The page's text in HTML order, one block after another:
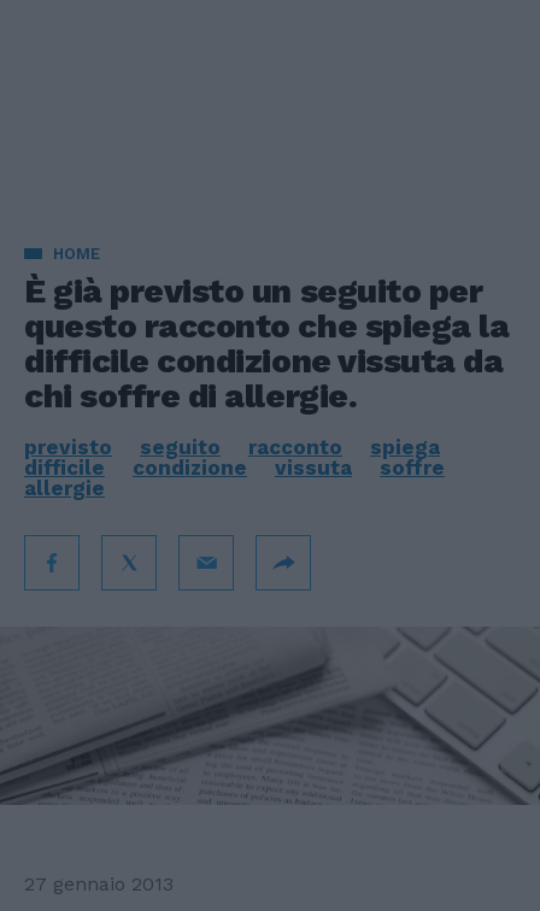
HOME
È già previsto un seguito per
questo racconto che spiega la
difficile condizione vissuta da
chi soffre di allergie.
previsto seguito racconto
spiega
difficile
condizione vissuta
soffre
allergie
27 gennaio 2013